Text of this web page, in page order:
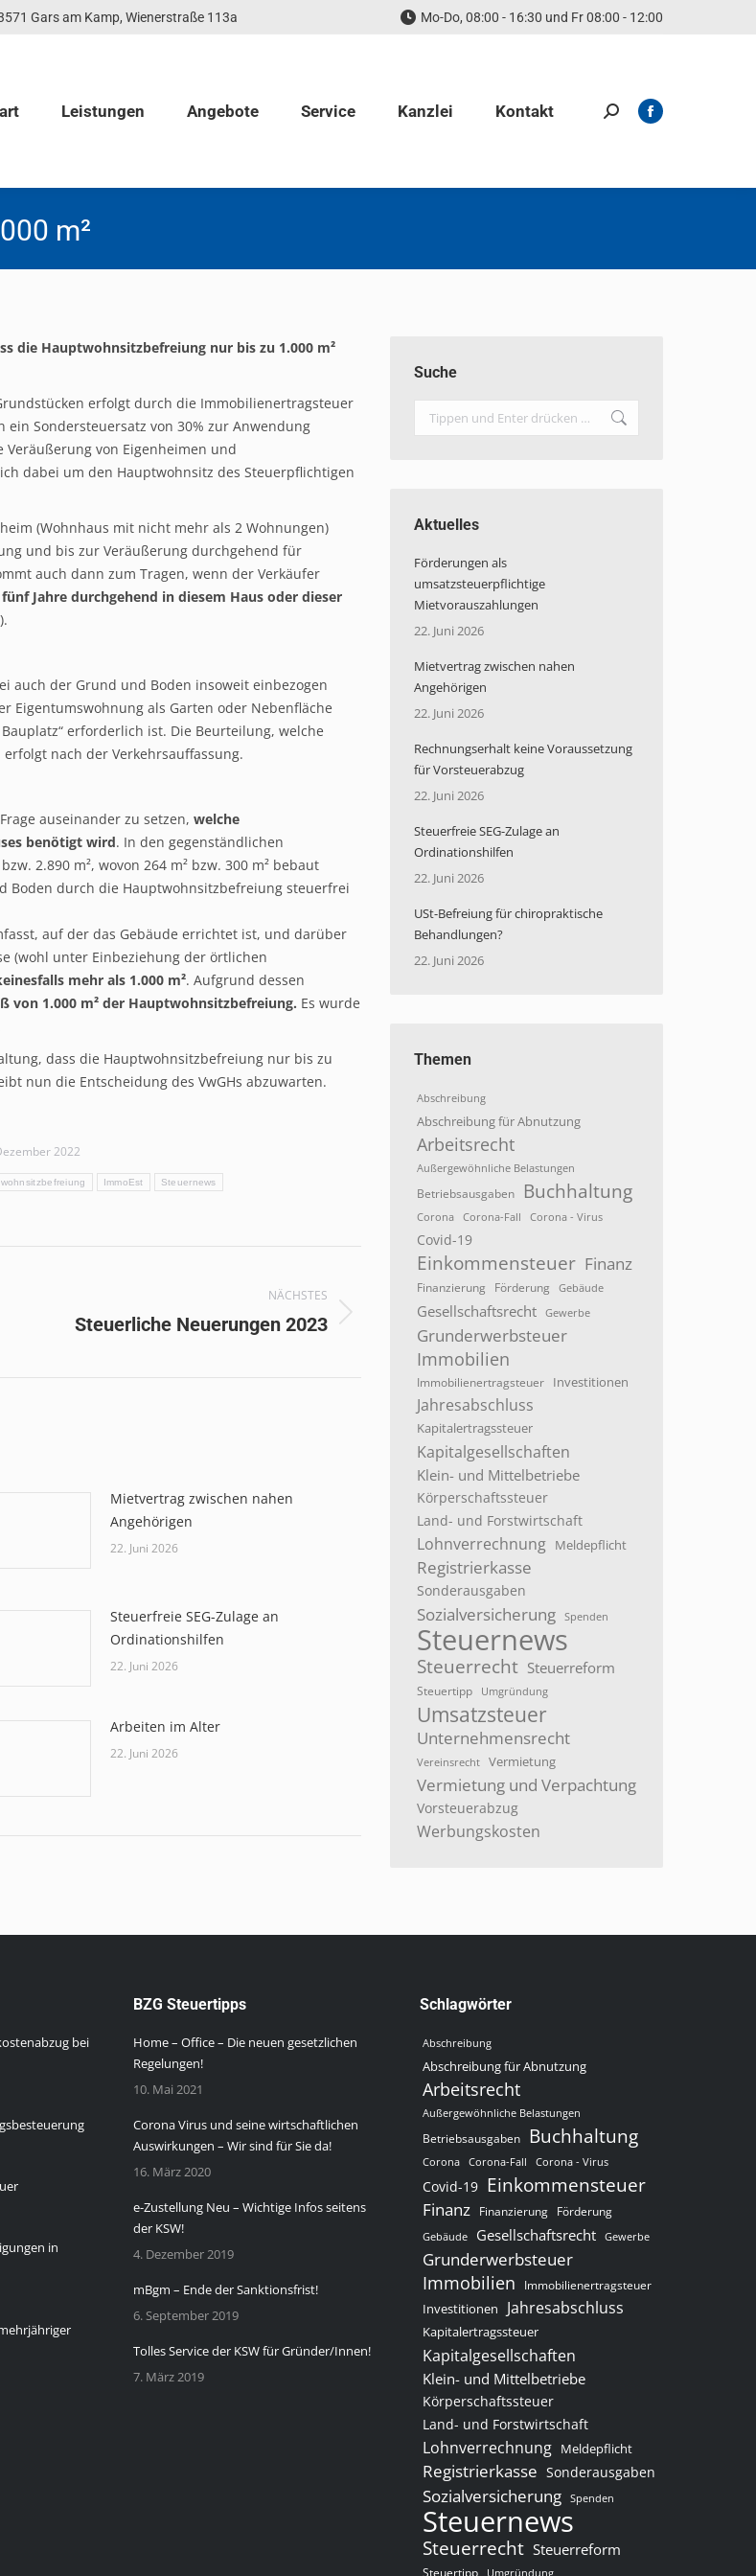
Gars am Kamp, Wienerstraße 113a Mo-Do, 08:00 - 16:30 und Fr 08:00 - 12:00
Leistungen Angebote Service Kanzlei Kontakt Search:Facebook
m²
die Hauptwohnsitzbefreiung nur bis zu 1.000 m²
erfolgt durch die Immobilienertragsteuer
Sondersteuersatz von 30% zur Anwendung
von Eigenheimen und
dabei um den Hauptwohnsitz des Steuerpflichtigen
(Wohnhaus mit nicht mehr als 2 Wohnungen)
und bis zur Veräußerung durchgehend für
auch dann zum Tragen, wenn der Verkäufer
Jahre durchgehend in diesem Haus oder dieser
auch der Grund und Boden insoweit einbezogen
Eigentumswohnung als Garten oder Nebenfläche
erforderlich ist. Die Beurteilung, welche
nach der Verkehrsauffassung.
auseinander zu setzen, welche
benötigt wird. In den gegenständlichen
2.890 m², wovon 264 m² bzw. 300 m² bebaut
Boden durch die Hauptwohnsitzbefreiung steuerfrei
auf der das Gebäude errichtet ist, und darüber
(wohl unter Einbeziehung der örtlichen
mehr als 1.000 m². Aufgrund dessen
von 1.000 m² der Hauptwohnsitzbefreiung. Es wurde
dass die Hauptwohnsitzbefreiung nur bis zu
nun die Entscheidung des VwGHs abzuwarten.
2022
ImmoEst Steuernews
NÄCHSTES
Steuerliche Neuerungen 2023
Mietvertrag zwischen nahen
Angehörigen
22. Juni 2026
Steuerfreie SEG-Zulage an
Ordinationshilfen
22. Juni 2026
Arbeiten im Alter
22. Juni 2026
Suche
Aktuelles
Förderungen als
umsatzsteuerpflichtige
Mietvorauszahlungen
22. Juni 2026
Mietvertrag zwischen nahen
Angehörigen
22. Juni 2026
Rechnungserhalt keine Voraussetzung
für Vorsteuerabzug
22. Juni 2026
Steuerfreie SEG-Zulage an
Ordinationshilfen
22. Juni 2026
USt-Befreiung für chiropraktische
Behandlungen?
22. Juni 2026
Themen
Abschreibung
Abschreibung für Abnutzung
Arbeitsrecht
Außergewöhnliche Belastungen
Betriebsausgaben Buchhaltung
Corona Corona-Fall Corona - Virus
Covid-19
Einkommensteuer Finanz
Finanzierung Förderung Gebäude
Gesellschaftsrecht Gewerbe
Grunderwerbsteuer
Immobilien
Immobilienertragsteuer Investitionen
Jahresabschluss
Kapitalertragssteuer
Kapitalgesellschaften
Klein- und Mittelbetriebe
Körperschaftssteuer
Land- und Forstwirtschaft
Lohnverrechnung Meldepflicht
Registrierkasse
Sonderausgaben
Sozialversicherung Spenden
Steuernews
Steuerrecht Steuerreform
Steuertipp Umgründung
Umsatzsteuer
Unternehmensrecht
Vereinsrecht Vermietung
Vermietung und Verpachtung
Vorsteuerabzug
Werbungskosten
bei
in
BZG Steuertipps
Home – Office – Die neuen gesetzlichen
Regelungen!
10. Mai 2021
Corona Virus und seine wirtschaftlichen
Auswirkungen – Wir sind für Sie da!
16. März 2020
e-Zustellung Neu – Wichtige Infos seitens
der KSW!
4. Dezember 2019
mBgm – Ende der Sanktionsfrist!
6. September 2019
Tolles Service der KSW für Gründer/Innen!
7. März 2019
Schlagwörter
Abschreibung
Abschreibung für Abnutzung
Arbeitsrecht
Außergewöhnliche Belastungen
Betriebsausgaben Buchhaltung
Corona Corona-Fall Corona - Virus
Covid-19 Einkommensteuer
Finanz Finanzierung Förderung
Gebäude Gesellschaftsrecht Gewerbe
Grunderwerbsteuer
Immobilien Immobilienertragsteuer
Investitionen Jahresabschluss
Kapitalertragssteuer
Kapitalgesellschaften
Klein- und Mittelbetriebe
Körperschaftssteuer
Land- und Forstwirtschaft
Lohnverrechnung Meldepflicht
Registrierkasse Sonderausgaben
Sozialversicherung Spenden
Steuernews
Steuerrecht Steuerreform
Steuertipp Umgründung